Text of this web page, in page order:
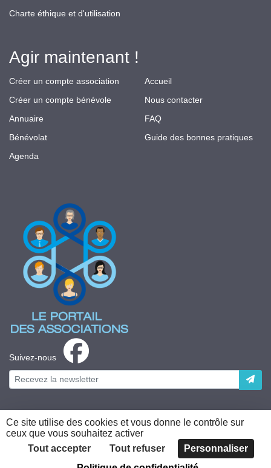
Suivez-nous
Charte éthique et d'utilisation
Agir maintenant !
Créer un compte association
Créer un compte bénévole
Annuaire
Bénévolat
Agenda
Accueil
Nous contacter
FAQ
Guide des bonnes pratiques
Plateforme développée en France par
Ce site utilise des cookies et vous donne le contrôle sur
ceux que vous souhaitez activer
Tout accepter
Tout refuser
Personnaliser